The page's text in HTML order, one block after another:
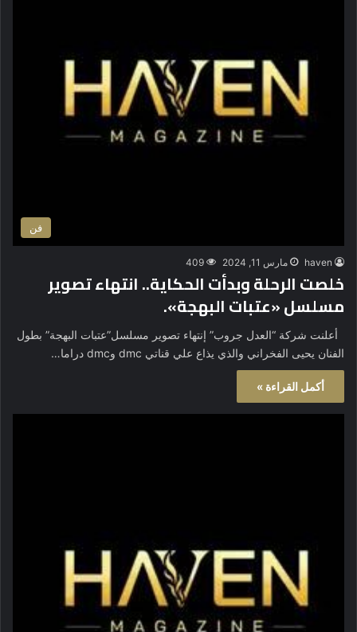
فن
haven مارس 11, 2024 409
خلصت الرحلة وبدأت الحكاية.. انتهاء تصوير
مسلسل «عتبات البهجة».
أعلنت شركة “العدل جروب” إنتهاء تصوير مسلسل”عتبات البهجة” بطول
الفنان يحيى الفخراني والذي يذاع علي قناتي dmc وdmc دراما…
أكمل القراءة »